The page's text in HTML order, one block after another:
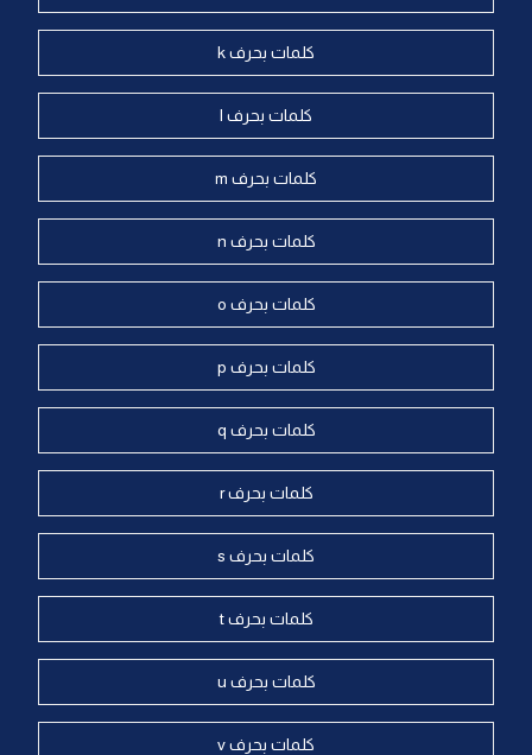
كلمات بحرف k
كلمات بحرف l
كلمات بحرف m
كلمات بحرف n
كلمات بحرف o
كلمات بحرف p
كلمات بحرف q
كلمات بحرف r
كلمات بحرف s
كلمات بحرف t
كلمات بحرف u
كلمات بحرف v